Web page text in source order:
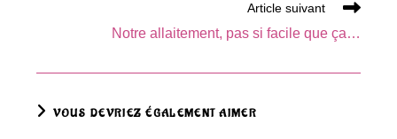
Article suivant
Notre allaitement, pas si facile que ça…
VOUS DEVRIEZ ÉGALEMENT AIMER